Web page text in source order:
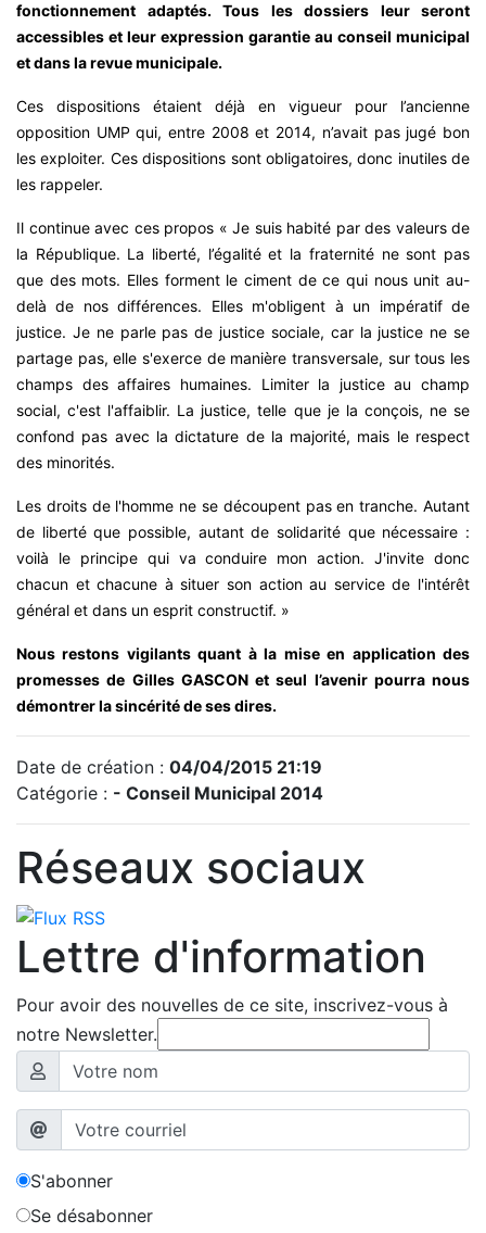
fonctionnement adaptés. Tous les dossiers leur seront
accessibles et leur expression garantie au conseil municipal
et dans la revue municipale.
Ces dispositions étaient déjà en vigueur pour l’ancienne
opposition UMP qui, entre 2008 et 2014, n’avait pas jugé bon
les exploiter. Ces dispositions sont obligatoires, donc inutiles de
les rappeler.
Il continue avec ces propos « Je suis habité par des valeurs de
la République. La liberté, l’égalité et la fraternité ne sont pas
que des mots. Elles forment le ciment de ce qui nous unit au-
delà de nos différences. Elles m'obligent à un impératif de
justice. Je ne parle pas de justice sociale, car la justice ne se
partage pas, elle s'exerce de manière transversale, sur tous les
champs des affaires humaines. Limiter la justice au champ
social, c'est l'affaiblir. La justice, telle que je la conçois, ne se
confond pas avec la dictature de la majorité, mais le respect
des minorités.
Les droits de l'homme ne se découpent pas en tranche. Autant
de liberté que possible, autant de solidarité que nécessaire :
voilà le principe qui va conduire mon action. J'invite donc
chacun et chacune à situer son action au service de l'intérêt
général et dans un esprit constructif. »
Nous restons vigilants quant à la mise en application des
promesses de Gilles GASCON et seul l’avenir pourra nous
démontrer la sincérité de ses dires.
Date de création : 04/04/2015 21:19
Catégorie : - Conseil Municipal 2014
Réseaux sociaux
Lettre d'information
Pour avoir des nouvelles de ce site, inscrivez-vous à
notre Newsletter.
S'abonner
Se désabonner